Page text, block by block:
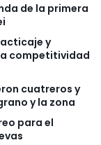
de la primera
y
competitividad
cuatreros y
y la zona
para el